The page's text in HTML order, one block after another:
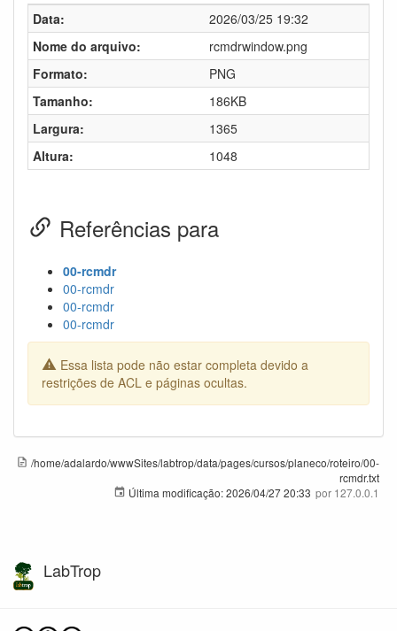
Data:
2026/03/25 19:32
Nome do arquivo:
rcmdrwindow.png
Formato:
PNG
Tamanho:
186KB
Largura:
1365
Altura:
1048
Referências para
00-rcmdr
00-rcmdr
00-rcmdr
00-rcmdr
Essa lista pode não estar completa devido a
restrições de ACL e páginas ocultas.
/home/adalardo/wwwSites/labtrop/data/pages/cursos/planeco/roteiro/00-
rcmdr.txt
Última modificação:2026/04/27 20:33 por 127.0.0.1
LabTrop